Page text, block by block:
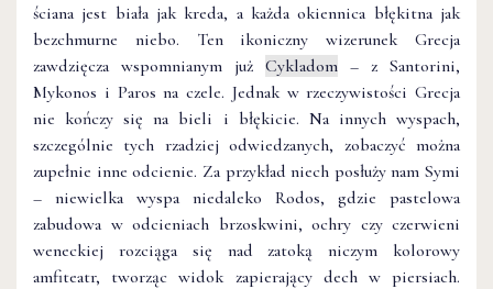
ściana jest biała jak kreda, a każda okiennica błękitna jak
bezchmurne niebo. Ten ikoniczny wizerunek Grecja
zawdzięcza wspomnianym już Cykladom – z Santorini,
Mykonos i Paros na czele. Jednak w rzeczywistości Grecja
nie kończy się na bieli i błękicie. Na innych wyspach,
szczególnie tych rzadziej odwiedzanych, zobaczyć można
zupełnie inne odcienie. Za przykład niech posłuży nam Symi
– niewielka wyspa niedaleko Rodos, gdzie pastelowa
zabudowa w odcieniach brzoskwini, ochry czy czerwieni
weneckiej rozciąga się nad zatoką niczym kolorowy
amfiteatr, tworząc widok zapierający dech w piersiach.